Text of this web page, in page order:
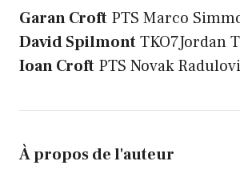
Garan Croft PTS Marco
David SpilmontTKO7Jordan
Ioan Croft PTS Novak
À propos de l'auteur